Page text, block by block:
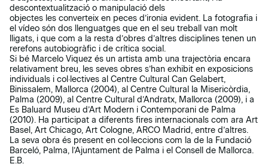
descontextualització o manipulació dels
objectes les converteix en peces d’ironia evident. La fotografia i
el vídeo són dos llenguatges que en el seu treball van molt
lligats, i que com a la resta d’obres d’altres disciplines tenen un
rerefons autobiogràfic i de crítica social.
Si bé Marcelo Viquez és un artista amb una trajectòria encara
relativament breu, les seves obres s’han exhibit en exposicions
individuals i col·lectives al Centre Cultural Can Gelabert,
Binissalem, Mallorca (2004), al Centre Cultural la Misericòrdia,
Palma (2009), al Centre Cultural d’Andratx, Mallorca (2009), i a
Es Baluard Museu d’Art Modern i Contemporani de Palma
(2010). Ha participat a diferents fires internacionals com ara Art
Basel, Art Chicago, Art Cologne, ARCO Madrid, entre d’altres.
La seva obra és present en col·leccions com la de la Fundació
Barceló, Palma, l’Ajuntament de Palma i el Consell de Mallorca.
E.B.